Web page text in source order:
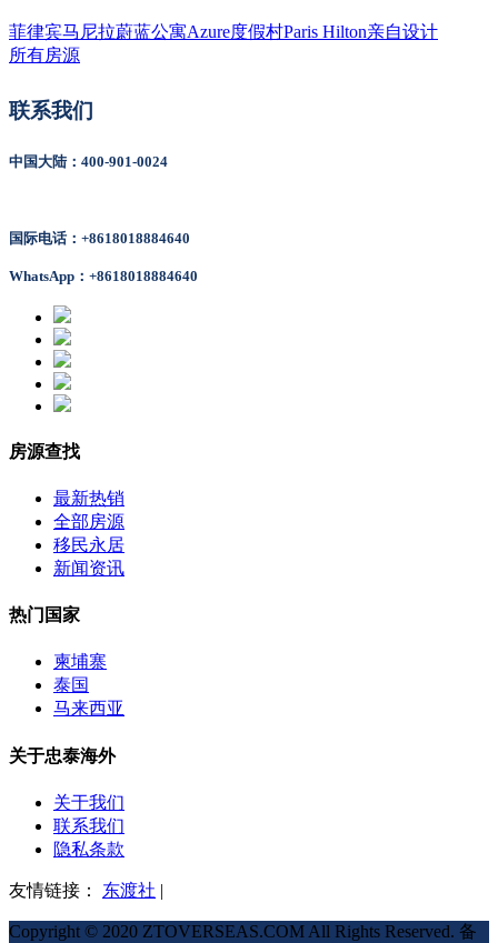
菲律宾马尼拉蔚蓝公寓Azure度假村Paris Hilton亲自设计
所有房源
联系我们
中国大陆：400-901-0024
国际电话：+8618018884640
WhatsApp：+8618018884640
房源查找
最新热销
全部房源
移民永居
新闻资讯
热门国家
柬埔寨
泰国
马来西亚
关于忠泰海外
关于我们
联系我们
隐私条款
友情链接： 东渡社 |
Copyright © 2020 ZTOVERSEAS.COM All Rights Reserved. 备